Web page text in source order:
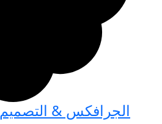
الجرافكس & التصميم